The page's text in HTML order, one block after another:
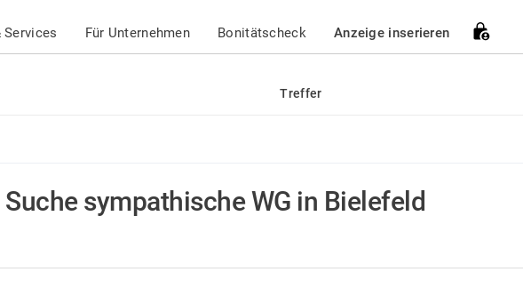
Services Für Unternehmen Bonitätscheck Anzeige inserieren
Treffer
Suche sympathische WG in Bielefeld